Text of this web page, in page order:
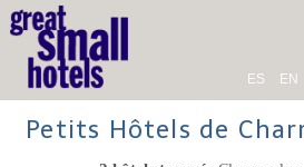
ES EN
Petits Hôtels de